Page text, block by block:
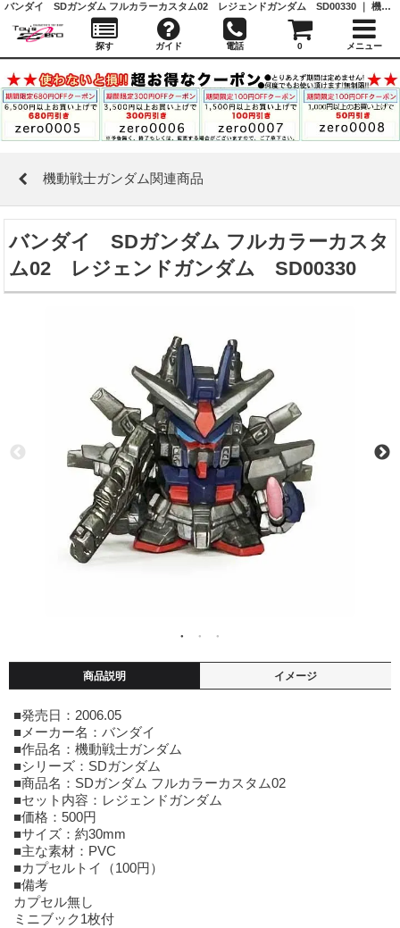
機動戦士ガンダム関連商品
バンダイ SDガンダム フルカラーカスタ
ム02 レジェンドガンダム SD00330
商品説明 イメージ
■発売日：2006.05
■メーカー名：バンダイ
■作品名：機動戦士ガンダム
■シリーズ：SDガンダム
■商品名：SDガンダム フルカラーカスタム02
■セット内容：レジェンドガンダム
■価格：500円
■サイズ：約30mm
■主な素材：PVC
■カプセルトイ（100円）
■備考
カプセル無し
ミニブック1枚付
バンダイ SDガンダム フルカラーカスタム02 レジェンドガンダム SD00330 ｜ 機動戦士ガンダム関連商品 ｜ガシャポン,フィギュア,トミカ,食玩,販売,通販,大阪,日本橋, 『Toy's Zero』 トイズゼロ
探す ガイド 電話 0 メニュー